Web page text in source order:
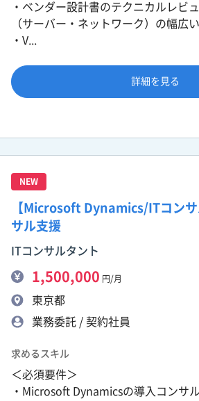
・ベンダー設計書のテクニカルレビ
（サーバー・ネットワーク）の幅広
・V...
詳細を見る
NEW
【Microsoft Dynamics/ITコンサ
サル支援
ITコンサルタント
1,500,000 円/月
東京都
業務委託 / 契約社員
求めるスキル
＜必須要件＞
・Microsoft Dynamicsの導入コンサ